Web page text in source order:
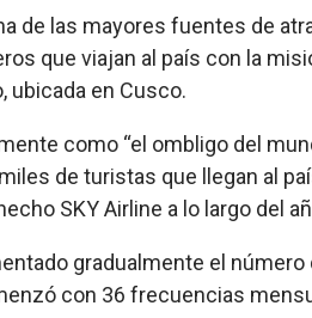
de las mayores fuentes de
que viajan al país con la
ubicada en Cusco.
como “el ombligo del
de turistas que llegan al
SKY Airline a lo largo del
gradualmente el
con 36 frecuencias